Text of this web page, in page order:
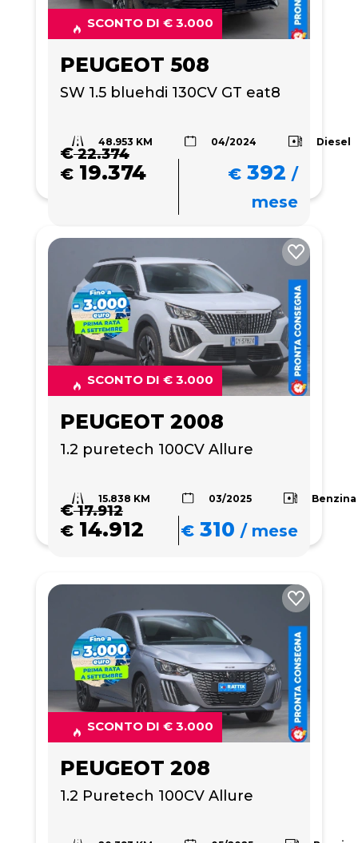
SCONTO DI € 3.000
PEUGEOT 508
SW 1.5 bluehdi 130CV GT eat8
48.953 KM 04/2024 Diesel
€22.374
€ 19.374 € 392 /
mese
SCONTO DI € 3.000
PEUGEOT 2008
1.2 puretech 100CV Allure
15.838 KM 03/2025 Benzina
€17.912
€ 14.912 € 310 /mese
SCONTO DI € 3.000
PEUGEOT 208
1.2 Puretech 100CV Allure